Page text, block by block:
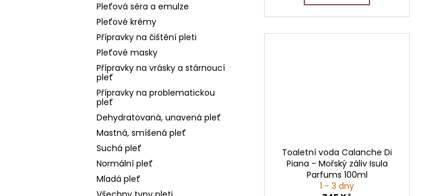
Pleťová séra a emulze
Pleťové krémy
Přípravky na čištění pleti
Pleťové masky
Přípravky na vrásky a stárnoucí
pleť
Přípravky na problematickou
pleť
Dehydratovaná, unavená pleť
Mastná, smíšená pleť
Suchá pleť
Normální pleť
Mladá pleť
Toaletní voda Calanche Di
Piana - Mořský záliv Isula
Parfums 100ml
1 - 3 dny